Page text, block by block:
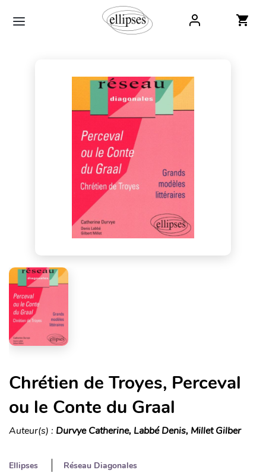
Chrétien de Troyes, Perceval
ou le Conte du Graal
Auteur(s) : Durvye Catherine, Labbé Denis, Millet Gilber
Ellipses
Réseau Diagonales